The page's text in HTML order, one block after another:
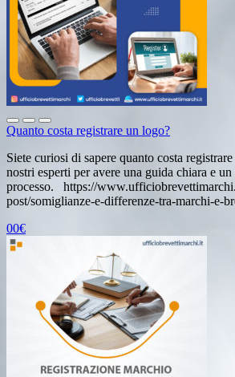
Quanto costa registrare un logo?
Siete curiosi di sapere quanto costa
nostri esperti per avere una guida chiara e
processo. https://
post/somiglianze-e-differenze-tra-marchi-e-
00€